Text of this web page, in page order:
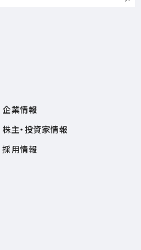
企業情報
株主・投資家情報
採用情報